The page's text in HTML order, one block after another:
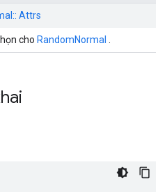
Attrs
cho RandomNormal